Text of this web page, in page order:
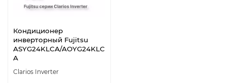
Кондиционер
инверторный Fujitsu
ASYG24KLCA/AOYG24KLC
A
Clarios Inverter